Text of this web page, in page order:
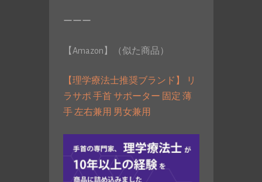
ーーー
【Amazon】（似た商品）
【理学療法士推奨ブランド】 リ
ラサポ 手首 サポーター 固定 薄
手 左右兼用 男女兼用